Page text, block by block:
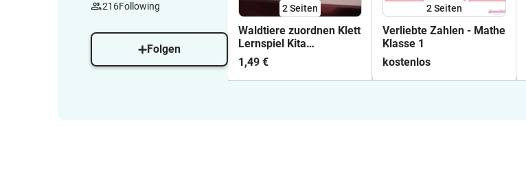
216Following
Folgen
2Seiten
Waldtiere zuordnen Klett
Lernspiel Kita
Grundschule
1,49 €
2Seiten
Verliebte Zahlen - Mathe
Klasse 1
kostenlos